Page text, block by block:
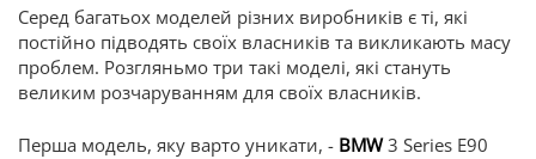
Серед багатьох моделей різних виробників є ті, які
постійно підводять своїх власників та викликають масу
проблем. Розгляньмо три такі моделі, які стануть
великим розчаруванням для своїх власників.
Перша модель, яку варто уникати, - BMW3 Series E90